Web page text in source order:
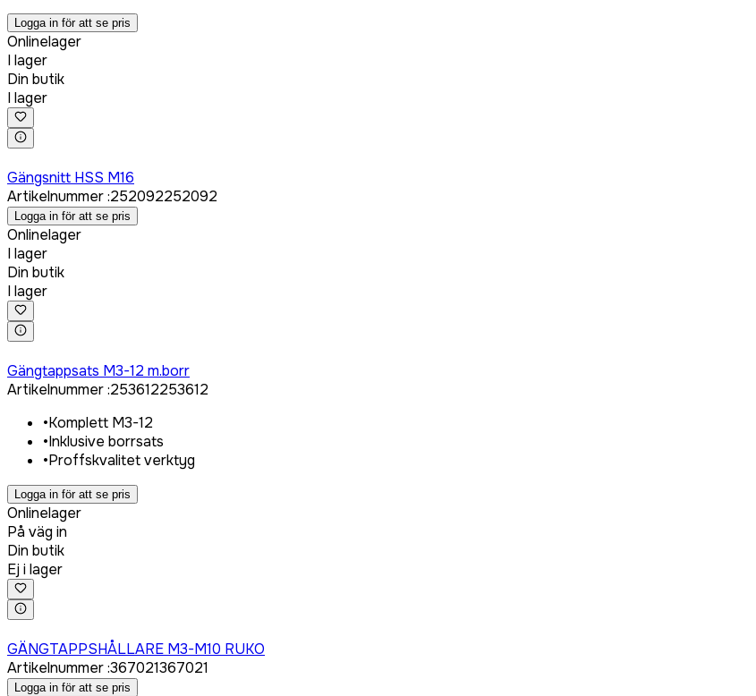
Logga in för att se pris
Onlinelager
I lager
Din butik
I lager
Gängsnitt HSS M16
Artikelnummer:252092252092
Logga in för att se pris
Onlinelager
I lager
Din butik
I lager
Gängtappsats M3-12 m.borr
Artikelnummer:253612253612
•Komplett M3-12
•Inklusive borrsats
•Proffskvalitet verktyg
Logga in för att se pris
Onlinelager
På väg in
Din butik
Ej i lager
GÄNGTAPPSHÅLLARE M3-M10 RUKO
Artikelnummer:367021367021
Logga in för att se pris